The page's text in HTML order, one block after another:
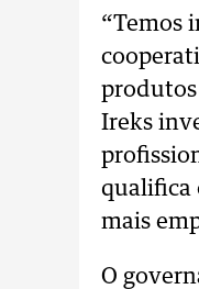
“Temos
produtos
Ireks
qualifica
mais
O